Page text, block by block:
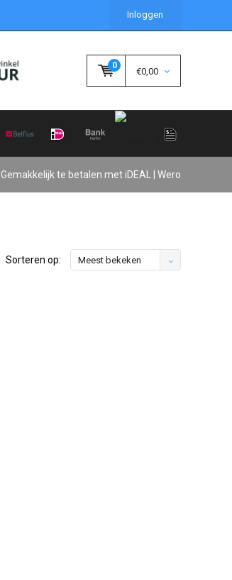
Inloggen
0
€0,00
Gemakkelijk te betalen met iDEAL | Wero
Sorteren op: Meest bekeken